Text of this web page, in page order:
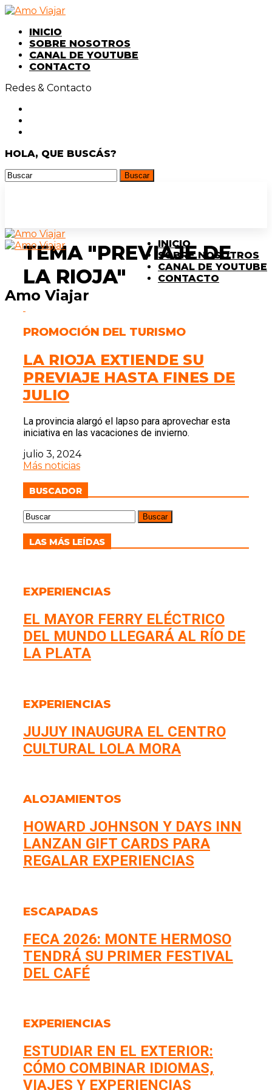
INICIO
SOBRE NOSOTROS
CANAL DE YOUTUBE
CONTACTO
Redes & Contacto
HOLA, QUE BUSCÁS?
Amo Viajar
INICIO
SOBRE NOSOTROS
CANAL DE YOUTUBE
CONTACTO
TEMA "PREVIAJE DE
LA RIOJA"
PROMOCIÓN DEL TURISMO
LA RIOJA EXTIENDE SU
PREVIAJE HASTA FINES DE
JULIO
La provincia alargó el lapso para aprovechar esta
iniciativa en las vacaciones de invierno.
julio 3, 2024
Más noticias
BUSCADOR
LAS MÁS LEÍDAS
EXPERIENCIAS
EL MAYOR FERRY ELÉCTRICO
DEL MUNDO LLEGARÁ AL RÍO DE
LA PLATA
EXPERIENCIAS
JUJUY INAUGURA EL CENTRO
CULTURAL LOLA MORA
ALOJAMIENTOS
HOWARD JOHNSON Y DAYS INN
LANZAN GIFT CARDS PARA
REGALAR EXPERIENCIAS
ESCAPADAS
FECA 2026: MONTE HERMOSO
TENDRÁ SU PRIMER FESTIVAL
DEL CAFÉ
EXPERIENCIAS
ESTUDIAR EN EL EXTERIOR:
CÓMO COMBINAR IDIOMAS,
VIAJES Y EXPERIENCIAS